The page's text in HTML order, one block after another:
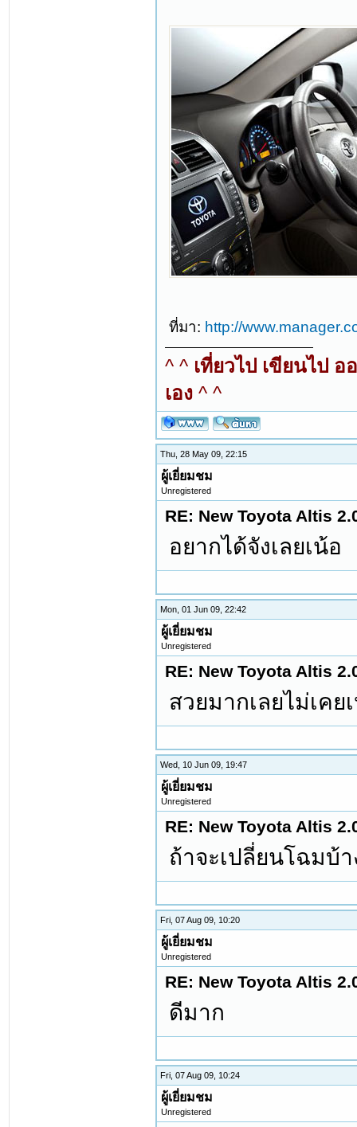
ที่มา: http://
^ ^ เที่ยวไป เขียนไป
เอง ^ ^
Thu, 28 May 09, 22:15
ผู้เยี่ยมชม
Unregistered
RE: New Toyota Altis
อยากได้จังเลยเน้อ
Mon, 01 Jun 09, 22:42
ผู้เยี่ยมชม
Unregistered
RE: New Toyota Altis
สวยมากเลยไม่เค
Wed, 10 Jun 09, 19:47
ผู้เยี่ยมชม
Unregistered
RE: New Toyota Altis
ถ้าจะเปลี่ยนโฉมบ้
Fri, 07 Aug 09, 10:20
ผู้เยี่ยมชม
Unregistered
RE: New Toyota Altis
ดีมาก
Fri, 07 Aug 09, 10:24
ผู้เยี่ยมชม
Unregistered